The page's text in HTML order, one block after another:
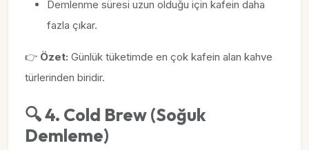
Demlenme süresi uzun olduğu için kafein daha
fazla çıkar.
👉 Özet: Günlük tüketimde en çok kafein alan kahve
türlerinden biridir.
🔍 4. Cold Brew (Soğuk
Demleme)